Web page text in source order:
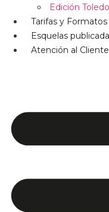
Edición Toledo
Tarifas y
Esquelas
Atención al Cliente